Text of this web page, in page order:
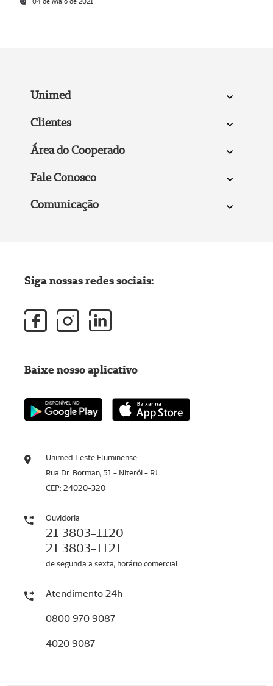
Unimed
Clientes
Área do Cooperado
Fale Conosco
Comunicação
Unimed Leste Fluminense
Rua Dr. Borman, 51 - Niterói - RJ
CEP: 24020-320
Ouvidoria
21 3803-1120
21 3803-1121
de segunda a sexta, horário comercial
Atendimento 24h
0800 970 9087
4020 9087
Siga nossas redes sociais:
Baixe nosso aplicativo